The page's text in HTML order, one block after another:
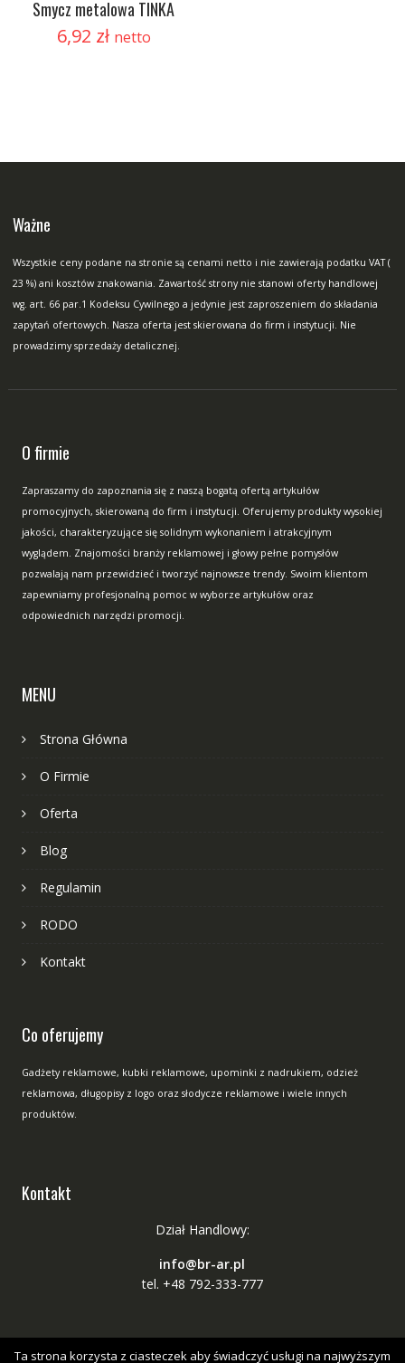
Smycz metalowa TINKA
6,92 zł netto
Ważne
Wszystkie ceny podane na stronie są cenami netto i nie zawierają podatku VAT (
23 %) ani kosztów znakowania. Zawartość strony nie stanowi oferty handlowej
wg. art. 66 par.1 Kodeksu Cywilnego a jedynie jest zaproszeniem do składania
zapytań ofertowych. Nasza oferta jest skierowana do firm i instytucji. Nie
prowadzimy sprzedaży detalicznej.
O firmie
Zapraszamy do zapoznania się z naszą bogatą ofertą artykułów
promocyjnych, skierowaną do firm i instytucji. Oferujemy produkty wysokiej
jakości, charakteryzujące się solidnym wykonaniem i atrakcyjnym
wyglądem. Znajomości branży reklamowej i głowy pełne pomysłów
pozwalają nam przewidzieć i tworzyć najnowsze trendy. Swoim klientom
zapewniamy profesjonalną pomoc w wyborze artykułów oraz
odpowiednich narzędzi promocji.
MENU
Strona Główna
O Firmie
Oferta
Blog
Regulamin
RODO
Kontakt
Co oferujemy
Gadżety reklamowe, kubki reklamowe, upominki z nadrukiem, odzież
reklamowa, długopisy z logo oraz słodycze reklamowe i wiele innych
produktów.
Kontakt
Dział Handlowy:
info@br-ar.pl
tel. +48 792-333-777
Ta strona korzysta z ciasteczek aby świadczyć usługi na najwyższym